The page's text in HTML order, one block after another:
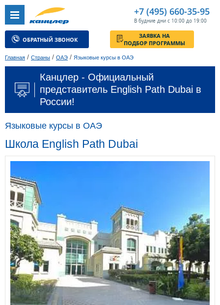
+7 (495) 660-35-95
В будние дни с 10:00 до 19:00
ОБРАТНЫЙ ЗВОНОК
ЗАЯВКА НА
ПОДБОР ПРОГРАММЫ
Главная / Страны / ОАЭ / Языковые курсы в ОАЭ
Канцлер - Официальный
представитель English Path Dubai в
России!
Языковые курсы в ОАЭ
Школа English Path Dubai